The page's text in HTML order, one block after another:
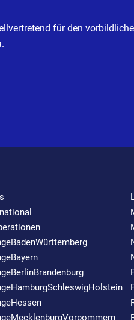
für den